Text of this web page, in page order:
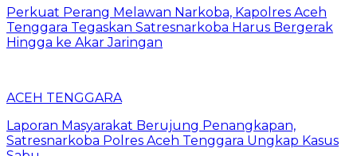
Perkuat Perang Melawan Narkoba, Kapolres Aceh
Tenggara Tegaskan Satresnarkoba Harus Bergerak
Hingga ke Akar Jaringan
ACEH TENGGARA
Laporan Masyarakat Berujung Penangkapan,
Satresnarkoba Polres Aceh Tenggara Ungkap Kasus